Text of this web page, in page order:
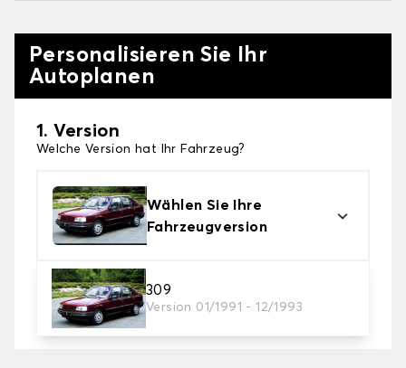
Personalisieren Sie Ihr
Autoplanen
1. Version
Welche Version hat Ihr Fahrzeug?
Wählen Sie Ihre
Fahrzeugversion
309
Version 01/1991 - 12/1993
2. Schutzniveau
Wählen Sie die passende Abdeckplane für Ihre
Bedürfnisse aus